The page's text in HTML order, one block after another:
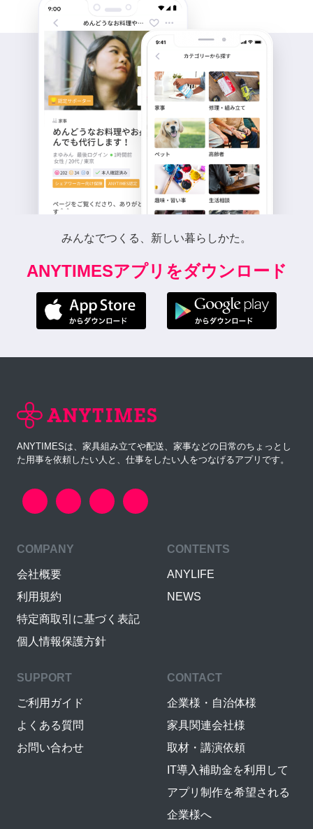
みんなでつくる、新しい暮らしかた。
ANYTIMESアプリをダウンロード
ANYTIMESは、家具組み立てや配送、家事などの日常のちょっとし
た用事を依頼したい人と、仕事をしたい人をつなげるアプリです。
COMPANY
会社概要
利用規約
特定商取引に基づく表記
個人情報保護方針
CONTENTS
ANYLIFE
NEWS
SUPPORT
ご利用ガイド
よくある質問
お問い合わせ
CONTACT
企業様・自治体様
家具関連会社様
取材・講演依頼
IT導入補助金を利用して
アプリ制作を希望される
企業様へ